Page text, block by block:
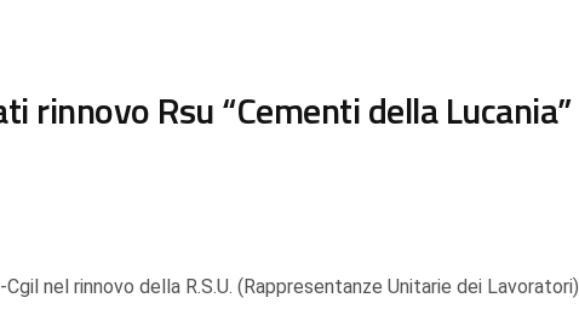
rinnovo Rsu “Cementi della Lucania”
nel rinnovo della R.S.U. (Rappresentanze Unitarie dei Lavoratori)